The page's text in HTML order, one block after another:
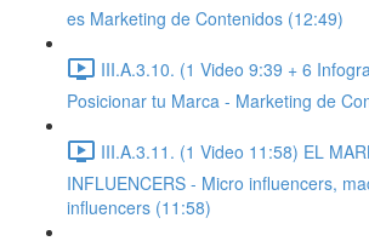
es Marketing de Contenidos (12:49)
III.A.3.10. (1 Video 9:39 + 6
Posicionar tu Marca - Marketing de
III.A.3.11. (1 Video 11:58) EL
INFLUENCERS - Micro influencers,
influencers (11:58)